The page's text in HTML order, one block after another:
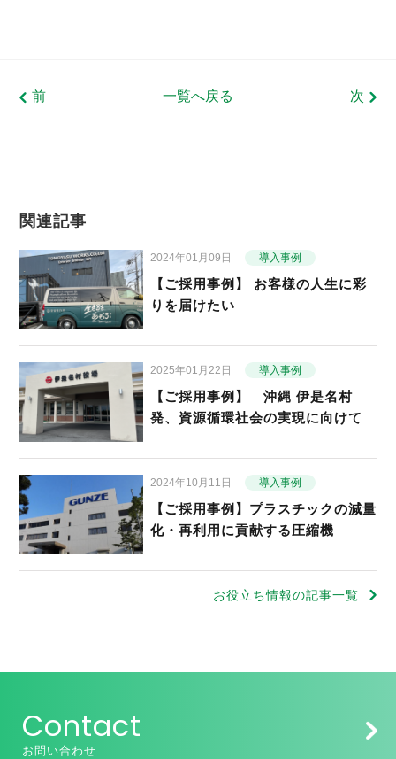
前 一覧へ戻る 次
関連記事
2024年01月09日 導入事例
【ご採用事例】 お客様の人生に彩
りを届けたい
2025年01月22日 導入事例
【ご採用事例】 沖縄 伊是名村
発、資源循環社会の実現に向けて
2024年10月11日 導入事例
【ご採用事例】プラスチックの減量
化・再利用に貢献する圧縮機
お役立ち情報の記事一覧
Contact
お問い合わせ